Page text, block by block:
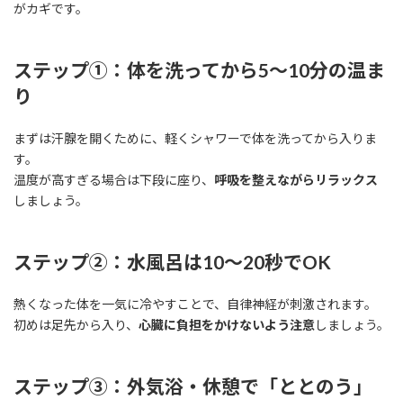
がカギです。
ステップ①：体を洗ってから5〜10分の温ま
り
まずは汗腺を開くために、軽くシャワーで体を洗ってから入りま
す。
温度が高すぎる場合は下段に座り、 呼吸を整えながらリラックス
しましょう。
ステップ②：水風呂は10〜20秒でOK
熱くなった体を一気に冷やすことで、自律神経が刺激されます。
初めは足先から入り、 心臓に負担をかけないよう注意 しましょう。
ステップ③：外気浴・休憩で「ととのう」